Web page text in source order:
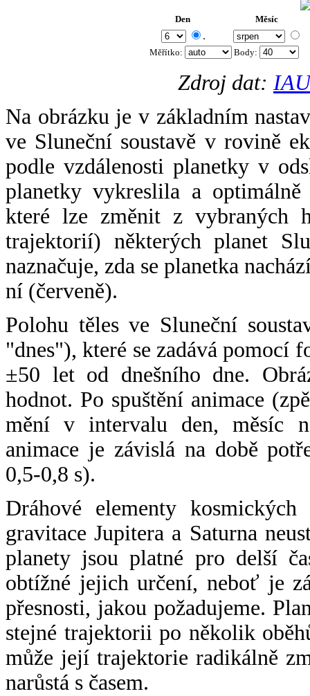
Den Měsíc
.
Měřítko: Body:
Zdroj dat:
Na obrázku je v základním
ve Sluneční soustavě v rovině
podle vzdálenosti planetky v
planetky vykreslila a
které lze změnit z vybraných
trajektorií) některých planet
naznačuje, zda se planetka
ní (červeně).
Polohu těles ve Sluneční
"dnes"), které se zadává pomocí
±50 let od dnešního dne.
hodnot. Po spuštění animace
mění v intervalu den, měsíc
animace je závislá na době
0,5-0,8 s).
Dráhové elementy
gravitace Jupitera a Saturna
planety jsou platné pro delší
obtížné jejich určení, neboť je
přesnosti, jakou požadujeme.
stejné trajektorii po několik
může její trajektorie radikálně
narůstá s časem.